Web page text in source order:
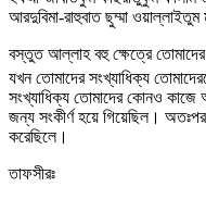
আরদুবিমা-রাহুবাত ছুম্মা ওয়াল্লাইতুম
বস্তুত আল্লাহ বহু ক্ষেত্রে তোমাদের
যখন তোমাদের সংখ্যাধিক্য
সংখ্যাধিক্য তোমাদের কোনও কাজে
জন্য সংকীর্ণ হয়ে গিয়েছিল।
করেছিলে।
তাফসীরঃ